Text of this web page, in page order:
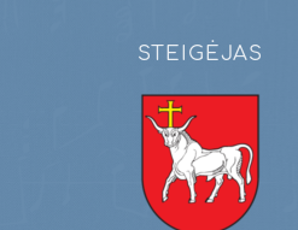
STEIGĖJAS